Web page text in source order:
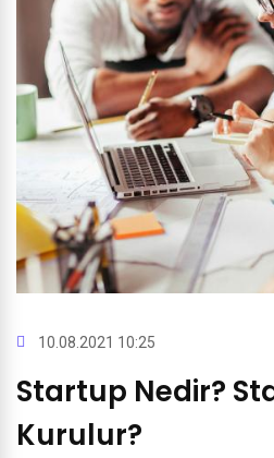
10.08.2021 10:25
Startup Nedir?
Kurulur?